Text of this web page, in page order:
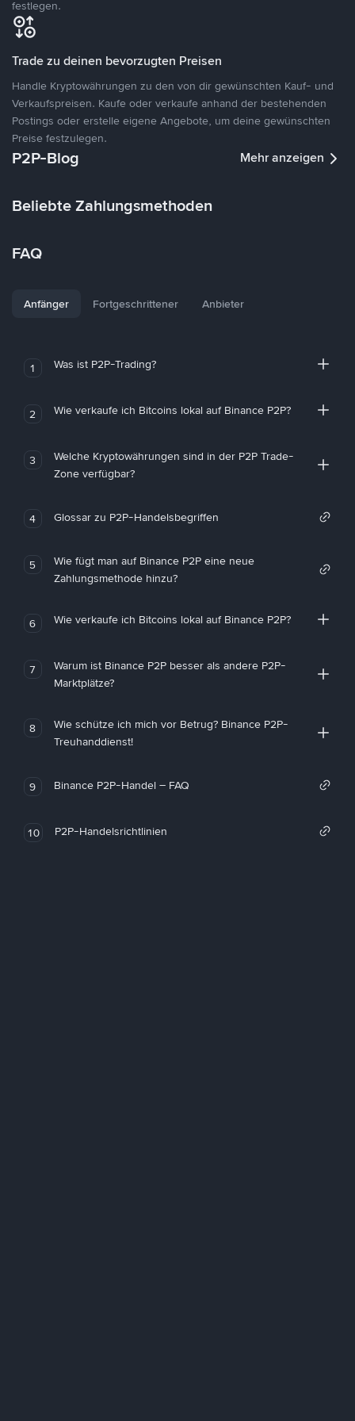
festlegen.
Trade zu deinen bevorzugten Preisen
Handle Kryptowährungen zu den von dir gewünschten Kauf- und
Verkaufspreisen. Kaufe oder verkaufe anhand der bestehenden
Postings oder erstelle eigene Angebote, um deine gewünschten
Preise festzulegen.
P2P-Blog Mehr anzeigen
Beliebte Zahlungsmethoden
FAQ
Anfänger Fortgeschrittener Anbieter
1 Was ist P2P-Trading?
2 Wie verkaufe ich Bitcoins lokal auf Binance P2P?
3
Welche Kryptowährungen sind in der P2P Trade-
Zone verfügbar?
4 Glossar zu P2P-Handelsbegriffen
5
Wie fügt man auf Binance P2P eine neue
Zahlungsmethode hinzu?
6 Wie verkaufe ich Bitcoins lokal auf Binance P2P?
7
Warum ist Binance P2P besser als andere P2P-
Marktplätze?
8
Wie schütze ich mich vor Betrug? Binance P2P-
Treuhanddienst!
9 Binance P2P-Handel – FAQ
10 P2P-Handelsrichtlinien